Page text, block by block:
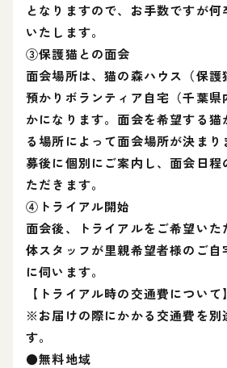
となりますので、お手数ですが何
いたします。
③保護猫との面会
面会場所は、猫の森ハウス（保護
預かりボランティア自宅（千葉県
かになります。面会を希望する猫
る場所によって面会場所が決ま
募後に個別にご案内し、面会日程
ただきます。
④トライアル開始
面会後、トライアルをご希望いた
体スタッフが里親希望者様のご自
に伺います。
【トライアル時の交通費について】
※お届けの際にかかる交通費を別
す。
●無料地域